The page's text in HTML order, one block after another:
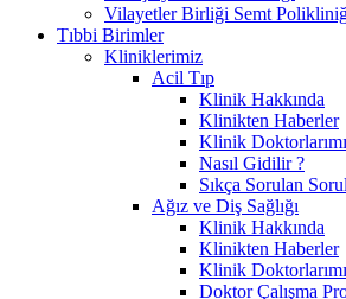
Vilayetler Birliği Semt
Tıbbi Birimler
Kliniklerimiz
Acil Tıp
Klinik Hakkında
Klinikten Haberler
Klinik
Nasıl Gidilir ?
Sıkça Sorulan
Ağız ve Diş Sağlığı
Klinik Hakkında
Klinikten Haberler
Klinik
Doktor Çalışma